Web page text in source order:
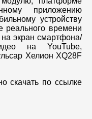
приложению
устройству
времени
экран смартфона/
на YouTube,
Хелион XQ28F
скачать по ссылке